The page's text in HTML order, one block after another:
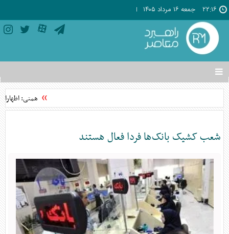
۲۲:۱۶ جمعه ۱۶ مرداد ۱۴۰۵
تغییر
وضعیت
منوی
ها
همتی:
شعب کشیک بانک‌ها فردا فعال هستند